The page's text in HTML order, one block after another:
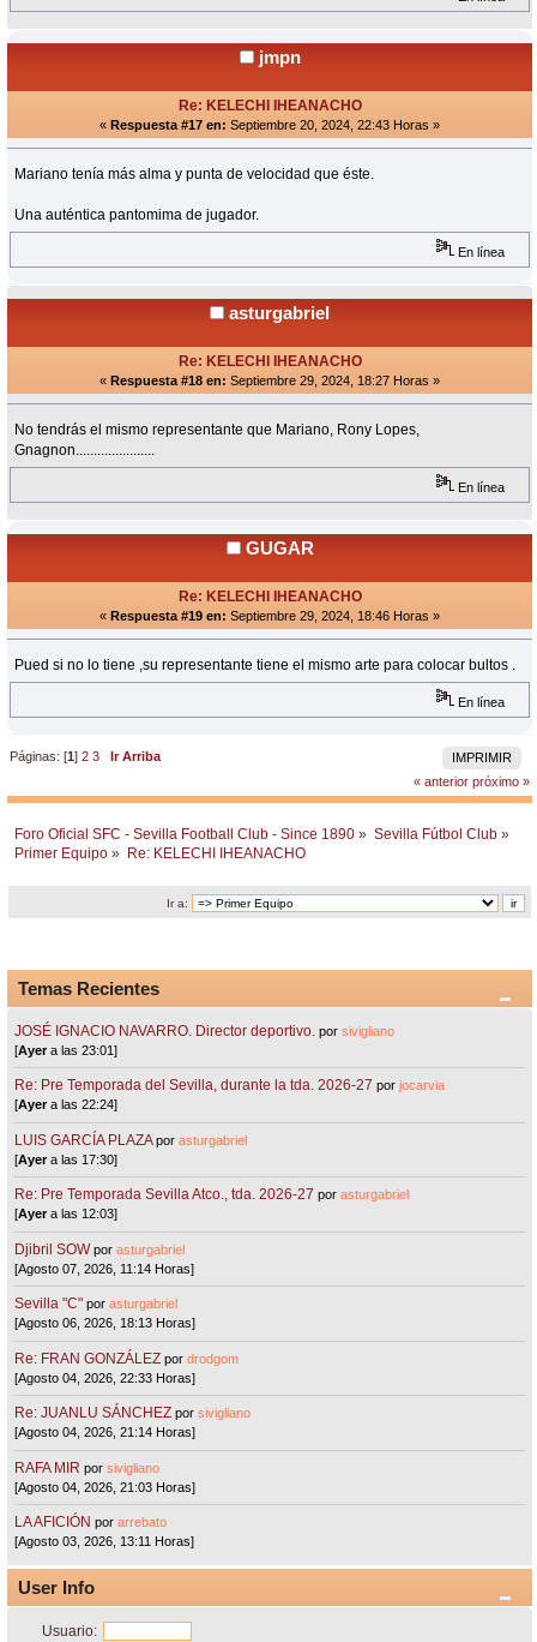
jmpn
Re: KELECHI IHEANACHO
« Respuesta #17 en: Septiembre 20, 2024, 22:43 Horas »
Mariano tenía más alma y punta de velocidad que éste.
Una auténtica pantomima de jugador.
En línea
asturgabriel
Re: KELECHI IHEANACHO
« Respuesta #18 en: Septiembre 29, 2024, 18:27 Horas »
No tendrás el mismo representante que Mariano, Rony Lopes,
Gnagnon......................
En línea
GUGAR
Re: KELECHI IHEANACHO
« Respuesta #19 en: Septiembre 29, 2024, 18:46 Horas »
Pued si no lo tiene ,su representante tiene el mismo arte para colocar bultos .
En línea
IMPRIMIR
Páginas: [1]2 3
Ir Arriba
« anterior próximo »
Foro Oficial SFC - Sevilla Football Club - Since 1890 » Sevilla Fútbol Club »
Primer Equipo » Re: KELECHI IHEANACHO
Ir a:
Temas Recientes
JOSÉ IGNACIO NAVARRO. Director deportivo. porsivigliano
[Ayera las 23:01]
Re: Pre Temporada del Sevilla, durante la tda. 2026-27 porjocarvia
[Ayera las 22:24]
LUIS GARCÍA PLAZA porasturgabriel
[Ayera las 17:30]
Re: Pre Temporada Sevilla Atco., tda. 2026-27 porasturgabriel
[Ayera las 12:03]
Djibril SOW porasturgabriel
[Agosto 07, 2026, 11:14 Horas]
Sevilla "C"porasturgabriel
[Agosto 06, 2026, 18:13 Horas]
Re: FRAN GONZÁLEZ pordrodgom
[Agosto 04, 2026, 22:33 Horas]
Re: JUANLU SÁNCHEZ porsivigliano
[Agosto 04, 2026, 21:14 Horas]
RAFA MIR porsivigliano
[Agosto 04, 2026, 21:03 Horas]
LA AFICIÓN porarrebato
[Agosto 03, 2026, 13:11 Horas]
User Info
Usuario: